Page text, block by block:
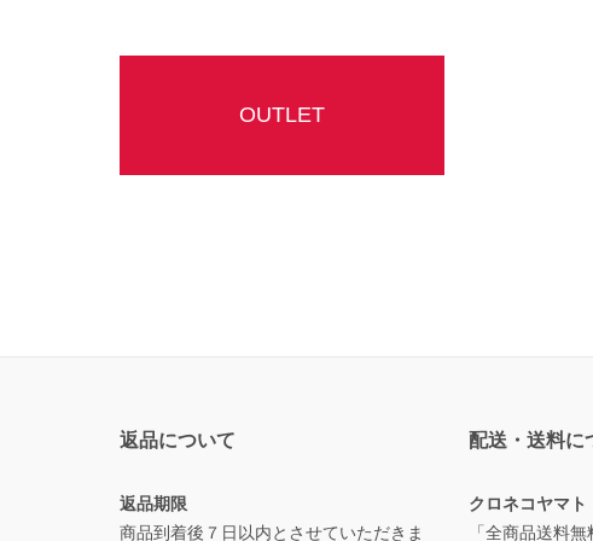
OUTLET
返品について
返品期限
商品到着後７日以内とさせていただきま
配送・送料に
クロネコヤマト
「全商品送料無